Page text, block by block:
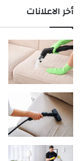
أخر الاعلانات